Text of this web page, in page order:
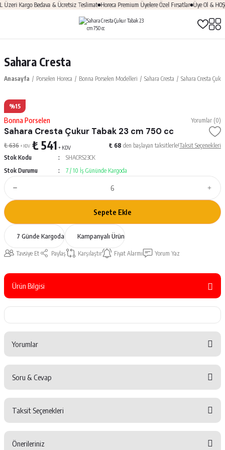
Kargo Bedava & Ücretsiz Teslimat Horeca Premium Üyelere Özel Fırsatlar Üye Ol &
Sahara Cresta
Anasayfa Porselen Horeca Bonna Porselen Modelleri Sahara Cresta Sahara Cresta
%15
Bonna Porselen Yorumlar (0)
Sahara Cresta Çukur Tabak 23 cm 750 cc
₺ 636 + KDV ₺ 541 + KDV ₺ 68 den başlayan taksitlerle!Taksit Seçenekleri
Stok Kodu
SHACRS23CK
Stok Durumu
7 / 10 İş Gününde Kargoda
Sepete Ekle
7 Günde Kargoda Kampanyalı Ürün
Tavsiye Et Paylaş Karşılaştır Fiyat Alarmı Yorum Yaz
Ürün Bilgisi
Yorumlar
Yorum Yaz
Soru & Cevap
Taksit Seçenekleri
Önerileriniz